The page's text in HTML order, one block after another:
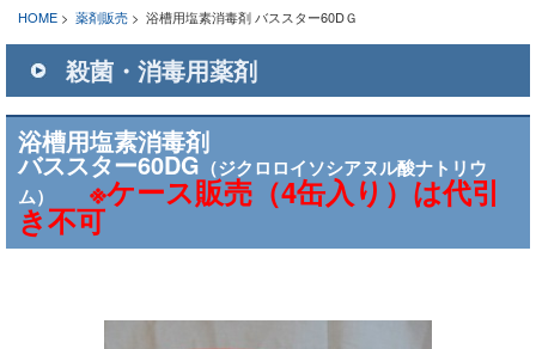
HOME > 薬剤販売 > 浴槽用塩素消毒剤 バススター60DＧ
殺菌・消毒用薬剤
浴槽用塩素消毒剤
バススター60DG （ジクロロイソシアヌル酸ナトリウ
ム） ※ケース販売（4缶入り）は代引
き不可